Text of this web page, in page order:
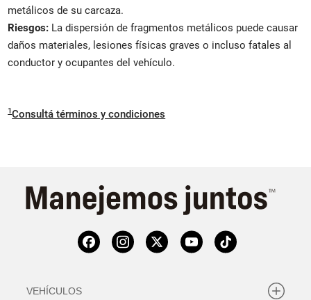
metálicos de su carcaza.
Riesgos: La dispersión de fragmentos metálicos puede causar
daños materiales, lesiones físicas graves o incluso fatales al
conductor y ocupantes del vehículo.
1Consultá términos y condiciones